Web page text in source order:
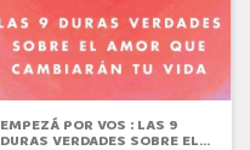
EMPEZÁ POR VOS : LAS 9
DURAS VERDADES SOBRE EL